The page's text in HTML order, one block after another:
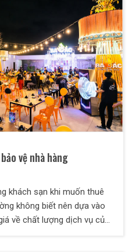
vệ nhà hàng
khách sạn khi muốn thuê
không biết nên dựa vào
về chất lượng dịch vụ của